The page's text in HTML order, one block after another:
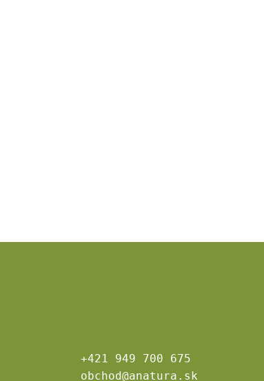
+421 949 700 675
obchod@anatura.sk